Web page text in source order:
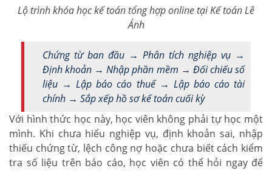
Lộ trình khóa học kế toán tổng hợp online tại Kế toán Lê
Ánh
Chứng từ ban đầu → Phân tích nghiệp vụ →
Định khoản → Nhập phần mềm → Đối chiếu số
liệu → Lập báo cáo thuế → Lập báo cáo tài
chính → Sắp xếp hồ sơ kế toán cuối kỳ
Với hình thức học này, học viên không phải tự học một
mình. Khi chưa hiểu nghiệp vụ, định khoản sai, nhập
thiếu chứng từ, lệch công nợ hoặc chưa biết cách kiểm
tra số liệu trên báo cáo, học viên có thể hỏi ngay để